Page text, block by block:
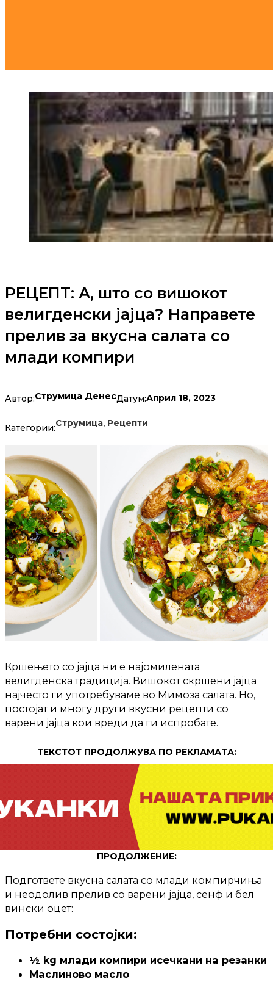
РЕЦЕПТ: А, што со вишокот
велигденски јајца? Направете
прелив за вкусна салата со
млади компири
Автор:Струмица ДенесДатум:Април 18, 2023
Категории:Струмица, Рецепти
Кршењето со јајца ни е најомилената
велигденска традиција. Вишокот скршени јајца
најчесто ги употребуваме во Мимоза салата. Но,
постојат и многу други вкусни рецепти со
варени јајца кои вреди да ги испробате.
ТЕКСТОТ ПРОДОЛЖУВА ПО РЕКЛАМАТА:
ПРОДОЛЖЕНИЕ:
Подгответе вкусна салата со млади компирчиња
и неодолив прелив со варени јајца, сенф и бел
вински оцет:
Потребни состојки:
½ kg млади компири исечкани на резанки
Маслиново масло